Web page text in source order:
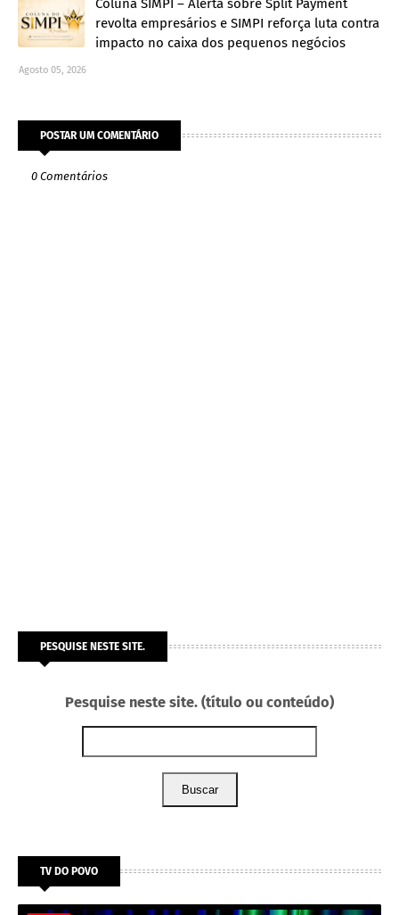
Coluna SIMPI – Alerta sobre Split Payment
revolta empresários e SIMPI reforça luta contra
impacto no caixa dos pequenos negócios
Agosto 05, 2026
POSTAR UM COMENTÁRIO
0 Comentários
PESQUISE NESTE SITE.
Pesquise neste site. (título ou conteúdo)
Buscar
TV DO POVO